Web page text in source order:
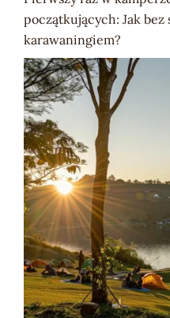
początkujących: Jak
karawaningiem?